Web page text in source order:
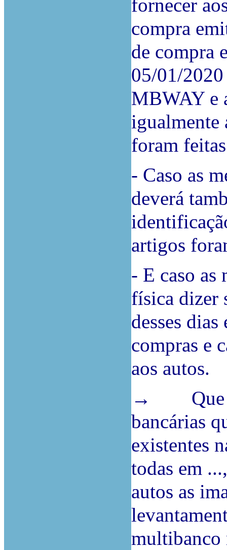
fornecer
compra
de compra
05/01/
MBWAY e
igualmente
foram
- Caso as
deverá
artigos
- E caso as
física dizer
desses
compras e
aos autos.
→ Que
bancárias
existentes
todas em
autos as
multibanco